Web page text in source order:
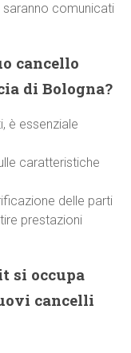
comunicati
cancello
di Bologna?
è essenziale
caratteristiche
delle parti
prestazioni
si occupa
cancelli